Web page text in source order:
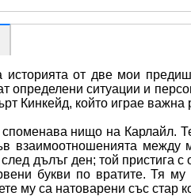
от две мои
ситуации и
Кинкейд, който играе
нищо на Карлайл.
взаимоотношенията между
дълъг ден; той
по вратите. Тя му
му са натоварени със стар